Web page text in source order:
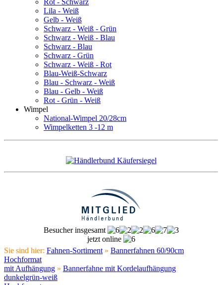
Rot - Schwarz
Lila - Weiß
Gelb - Weiß
Schwarz - Weiß - Grün
Schwarz - Weiß - Blau
Schwarz - Blau
Schwarz - Grün
Schwarz - Weiß - Rot
Blau-Weiß-Schwarz
Blau - Schwarz - Weiß
Blau - Gelb - Weiß
Rot - Grün - Weiß
Wimpel
National-Wimpel 20/28cm
Wimpelketten 3 -12 m
Besucher insgesamt
jetzt online
Sie sind hier: Fahnen-Sortiment » Bannerfahnen 60/90cm
Hochformat
mit Aufhängung » Bannerfahne mit Kordelaufhängung
dunkelgrün-weiß